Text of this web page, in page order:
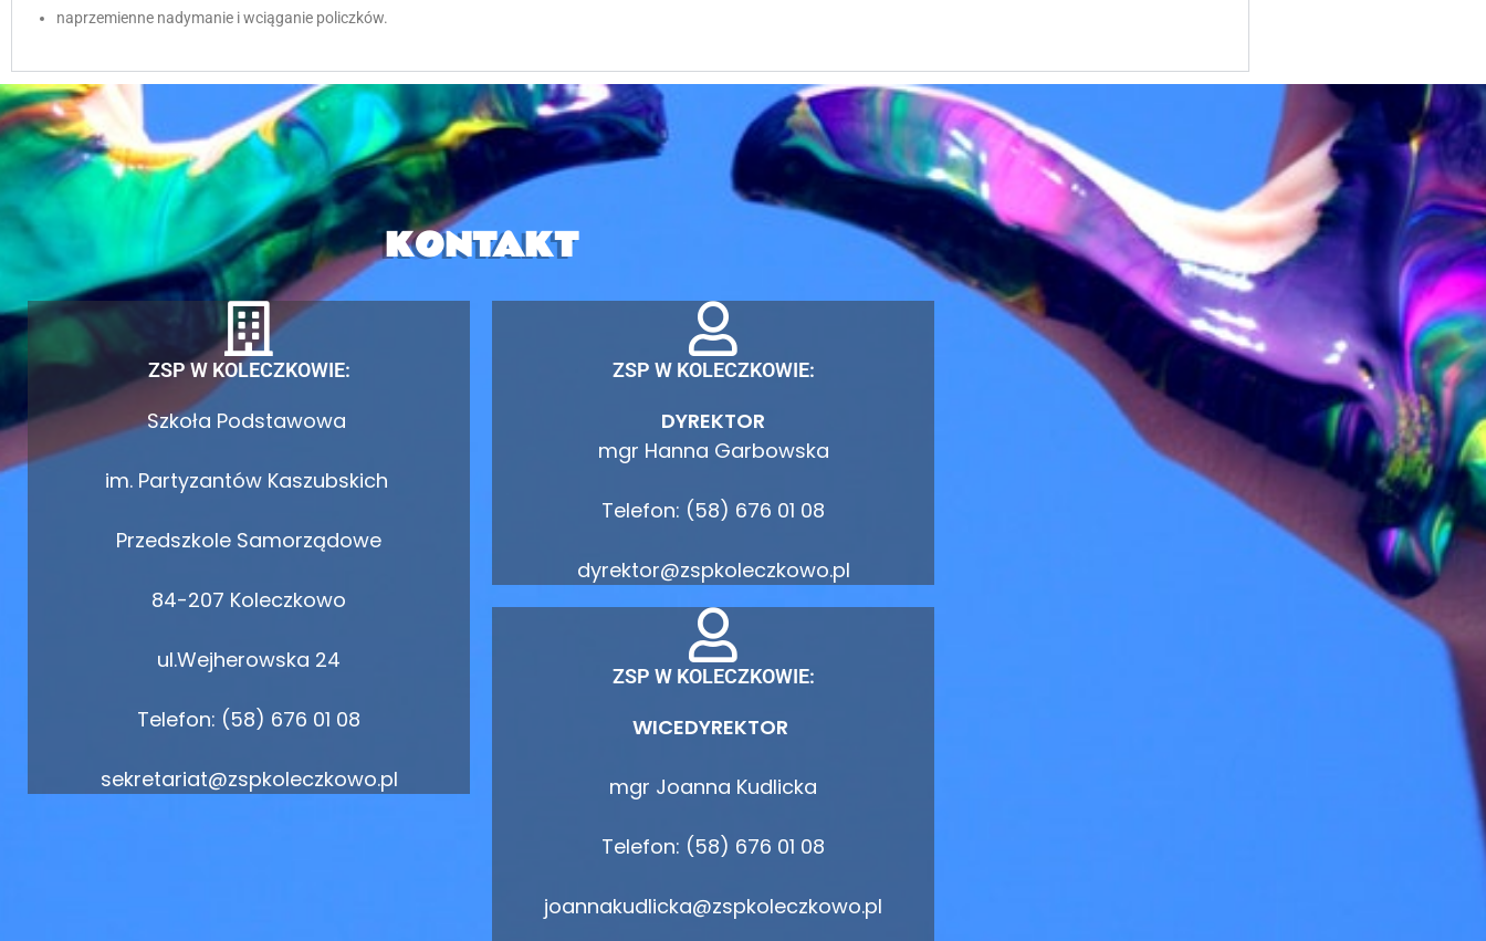
naprzemienne nadymanie i wciąganie policzków.
KONTAKT
ZSP W KOLECZKOWIE:
Szkoła Podstawowa
im. Partyzantów Kaszubskich
Przedszkole Samorządowe
84-207 Koleczkowo
ul.Wejherowska 24
Telefon: (58) 676 01 08
sekretariat@zspkoleczkowo.pl
ZSP W KOLECZKOWIE:
DYREKTOR
mgr Hanna Garbowska
Telefon: (58) 676 01 08
dyrektor@zspkoleczkowo.pl
ZSP W KOLECZKOWIE:
WICEDYREKTOR
mgr Joanna Kudlicka
Telefon: (58) 676 01 08
joannakudlicka@zspkoleczkowo.pl